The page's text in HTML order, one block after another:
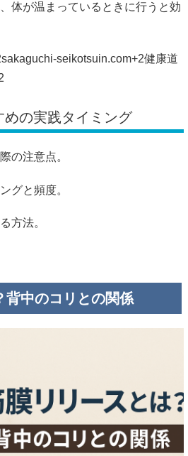
体が温まっているときに行うと効
sakaguchi-seikotsuin.com+2健康道
の実践タイミング
の注意点。
グと頻度。
方法。
背中のコリとの関係